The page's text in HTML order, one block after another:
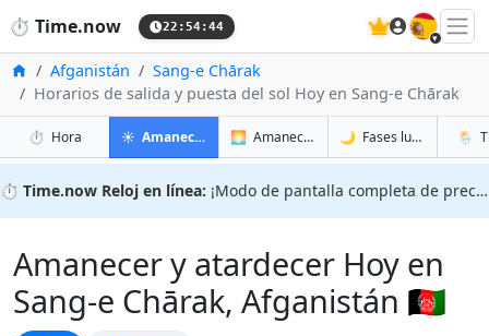
⏱️ Time.now 22:54:45 🇪🇸
InicioAfganistán
Sang-e Chārak
Horarios de salida y puesta del sol Hoy en Sang-e Chārak
⏱️ Horaen Sang-e Chārak
☀️ Amanecer y atardecer en Sang-e Chārak
🌅 Amanecer y atardecer mañana en
🌙 Fases lunares en
🌦️
⏱️ Time.now Reloj en línea: ¡Modo de pantalla completa de precisión!
Amanecer y atardecer Hoy en
Sang-e Chārak, Afganistán 🇦🇫